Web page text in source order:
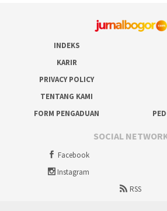
INDEKS
KARIR
PRIVACY POLICY
TENTANG KAMI
FORM PENGADUAN
SOCIAL
Facebook
Instagram
RSS